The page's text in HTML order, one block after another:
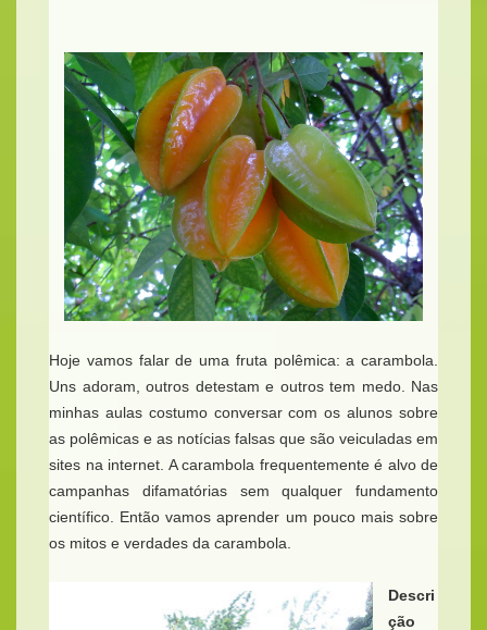
Hoje vamos falar de uma fruta polêmica: a carambola.
Uns adoram, outros detestam e outros tem medo. Nas
minhas aulas costumo conversar com os alunos sobre
as polêmicas e as notícias falsas que são veiculadas em
sites na internet. A carambola frequentemente é alvo de
campanhas difamatórias sem qualquer fundamento
científico. Então vamos aprender um pouco mais sobre
os mitos e verdades da carambola.
Descri
ção